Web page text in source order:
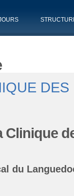
DES
Clinique
du